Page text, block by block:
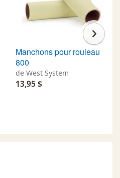
Manchons pour rouleau
800
de West System
13,95 $